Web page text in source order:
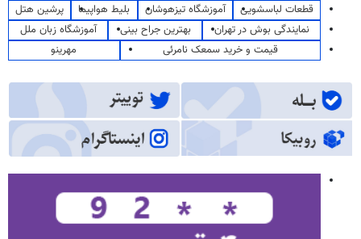
قطعات لباسشویی
آموزشگاه تیزهوشان بلیط هواپیما
پرشین هتل
نمایندگی بوش در تهران
بهترین جراح بینی
آموزشگاه زبان ملل
قیمت و خرید سمعک نامرئی
مهرینو